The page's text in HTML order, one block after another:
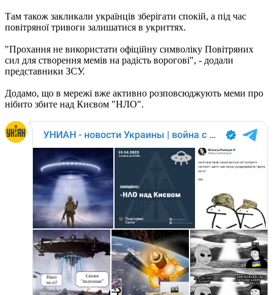
Там також закликали українців зберігати спокій, а під час
повітряної тривоги залишатися в укриттях.
"Прохання не використати офіційну символіку Повітряних
сил для створення мемів на радість ворогові", - додали
представники ЗСУ.
Додамо, що в мережі вже активно розповсюджують меми про
нібито збите над Києвом "НЛО".